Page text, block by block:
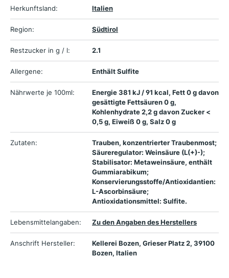
Herkunftsland: Italien
Region: Südtirol
Restzucker in g / l: 2.1
Allergene: Enthält Sulfite
Nährwerte je 100ml:
Energie 381 kJ / 91 kcal, Fett 0 g davon
gesättigte Fettsäuren 0 g,
Kohlenhydrate 2,2 g davon Zucker <
0,5 g, Eiweiß 0 g, Salz 0 g
Zutaten:
Trauben, konzentrierter Traubenmost;
Säureregulator: Weinsäure (L(+)-);
Stabilisator: Metaweinsäure, enthält
Gummiarabikum;
Konservierungsstoffe/Antioxidantien:
L-Ascorbinsäure;
Antioxidationsmittel: Sulfite.
Lebensmittelangaben: Zu den Angaben des Herstellers
Anschrift Hersteller:
Kellerei Bozen, Grieser Platz 2, 39100
Bozen, Italien